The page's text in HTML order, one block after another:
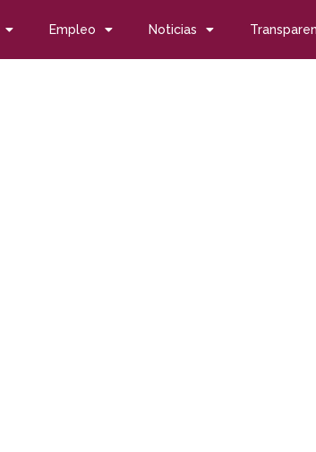
Empleo Noticias